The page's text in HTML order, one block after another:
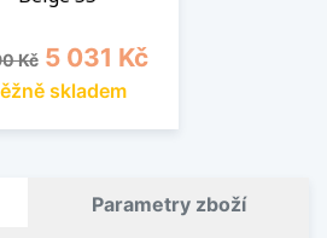
cena
Kč Cena
5 031 Kč
skladem
Parametry zboží